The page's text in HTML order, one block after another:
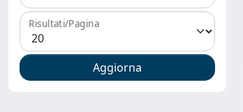
Risultati/Pagina